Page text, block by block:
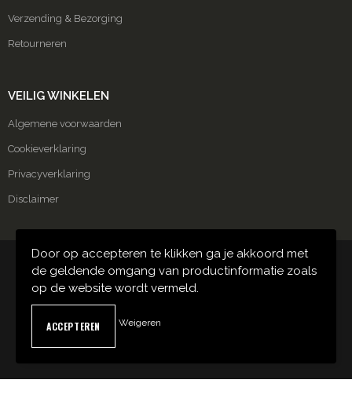
Verzending & Bezorging
Retourneren
VEILIG WINKELEN
Algemene voorwaarden
Cookieverklaring
Privacyverklaring
Disclaimer
© Copyright Carmako 2024
Door op accepteren te klikken ga je akkoord met
de geldende omgang van productinformatie zoals
op de website wordt vermeld.
Weigeren